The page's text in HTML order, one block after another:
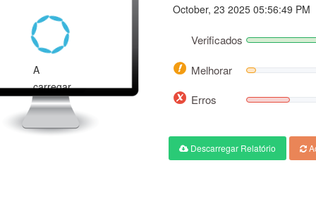
A
carregar...
October, 23 2025 05:56:49 PM
Verificados
Melhorar
Erros
Descarregar Relatório